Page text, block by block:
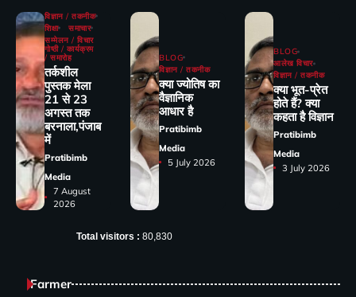
विज्ञान / तकनीक
शिक्षा
समाचार
सम्मेलन / विचार
गोष्ठी / कार्यक्रम
/ समारोह
तर्कशील
पुस्तक मेला
21 से 23
अगस्त तक
बरनाला,पंजाब
में
Pratibimb
Media
7 August
2026
BLOG
विज्ञान / तकनीक
क्या ज्योतिष का
वैज्ञानिक
आधार है
Pratibimb
Media
5 July 2026
BLOG
आलेख विचार
विज्ञान / तकनीक
क्या भूत-प्रेत
होते हैं? क्या
कहता है विज्ञान
Pratibimb
Media
3 July 2026
Total visitors : 80,830
Farmer